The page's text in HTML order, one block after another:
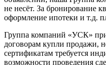
ЖК «Новый взгляд»
ЖК «Притяжение»
ЖК «Победа»
ЖК «Ботанический
ЖК «мкр. Маршала
Дома в жилом районе
ЖК «Новый мир»